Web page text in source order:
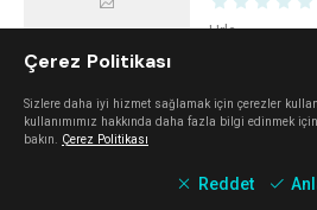
Urla
Mali Beach
Çerez Politikası
Sizlere daha iyi hizmet sağlamak için çerezler
kullanımımız hakkında daha fazla bilgi edinmek
bakın. Çerez Politikası
Reddet